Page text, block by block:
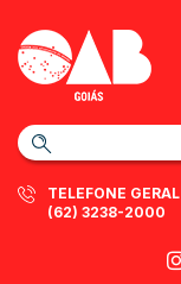
TELEFONE GERAL
(62) 3238-2000